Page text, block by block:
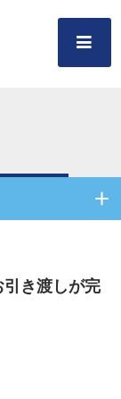
き渡しが完